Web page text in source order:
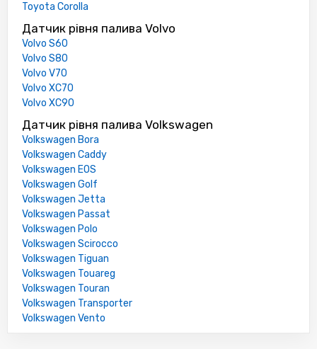
Toyota Corolla
Датчик рівня палива Volvo
Volvo S60
Volvo S80
Volvo V70
Volvo XC70
Volvo XC90
Датчик рівня палива Volkswagen
Volkswagen Bora
Volkswagen Caddy
Volkswagen EOS
Volkswagen Golf
Volkswagen Jetta
Volkswagen Passat
Volkswagen Polo
Volkswagen Scirocco
Volkswagen Tiguan
Volkswagen Touareg
Volkswagen Touran
Volkswagen Transporter
Volkswagen Vento